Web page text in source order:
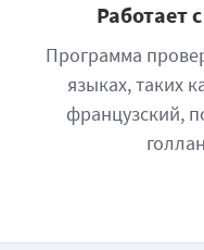
Работает
Программа
языках, таких
французский,